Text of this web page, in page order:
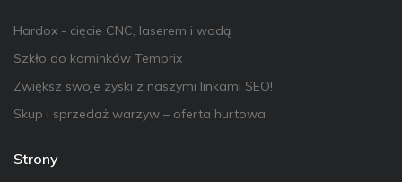
Hardox - cięcie CNC, laserem i wodą
Szkło do kominków Temprix
Zwiększ swoje zyski z naszymi linkami SEO!
Skup i sprzedaż warzyw – oferta hurtowa
Strony